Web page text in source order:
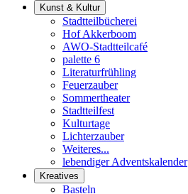
Kunst & Kultur
Stadtteilbücherei
Hof Akkerboom
AWO-Stadtteilcafé
palette 6
Literaturfrühling
Feuerzauber
Sommertheater
Stadtteilfest
Kulturtage
Lichterzauber
Weiteres...
lebendiger Adventskalender
Kreatives
Basteln